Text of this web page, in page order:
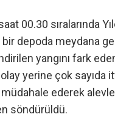
00.30 sıralarında
bir depoda meydana
yangını fark
yerine çok sayıda
ederek
söndürüldü.